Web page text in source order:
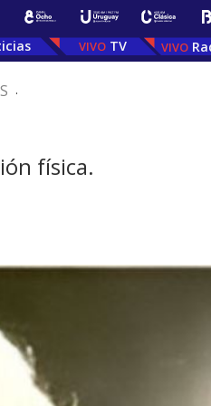
TV
.
física.